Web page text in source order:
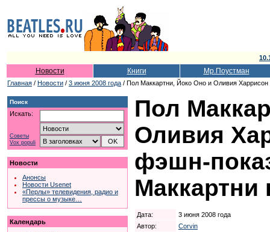
Новости Книги Мр.Поустман
Главная / Новости / 3 июня 2008 года / Пол Маккартни, Йоко Оно и Оливия
Поиск
Искать:
Советы
Vox populi
Новости
Анонсы
Новости Usenet
«Перлы» телевидения, радио и
прессы о музыке…
Календарь
Пол
Оливия
фэшн-
Маккартни
Дата:
3 июня 2008 года
Автор:
Corvin